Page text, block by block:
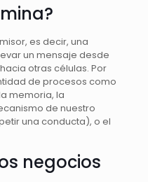
es decir, una
un mensaje desde
otras células. Por
de procesos como
memoria, la
de nuestro
una conducta), o el
negocios